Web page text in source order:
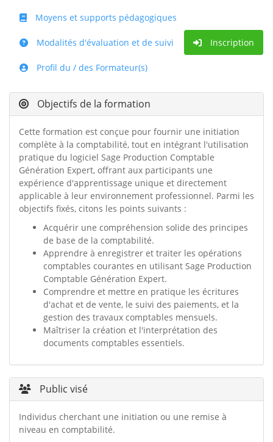
Moyens et supports pédagogiques
Modalités d'évaluation et de suivi Inscription
Profil du / des Formateur(s)
Objectifs de la formation
Cette formation est conçue pour fournir une initiation
complète à la comptabilité, tout en intégrant l'utilisation
pratique du logiciel Sage Production Comptable
Génération Expert, offrant aux participants une
expérience d'apprentissage unique et directement
applicable à leur environnement professionnel. Parmi les
objectifs fixés, citons les points suivants :
Acquérir une compréhension solide des principes
de base de la comptabilité.
Apprendre à enregistrer et traiter les opérations
comptables courantes en utilisant Sage Production
Comptable Génération Expert.
Comprendre et mettre en pratique les écritures
d'achat et de vente, le suivi des paiements, et la
gestion des travaux comptables mensuels.
Maîtriser la création et l'interprétation des
documents comptables essentiels.
Public visé
Individus cherchant une initiation ou une remise à
niveau en comptabilité.